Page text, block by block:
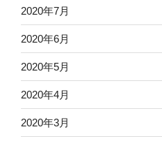
2020年7月
2020年6月
2020年5月
2020年4月
2020年3月